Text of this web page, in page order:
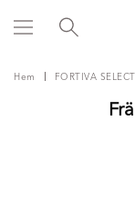
Hem FORTIVA